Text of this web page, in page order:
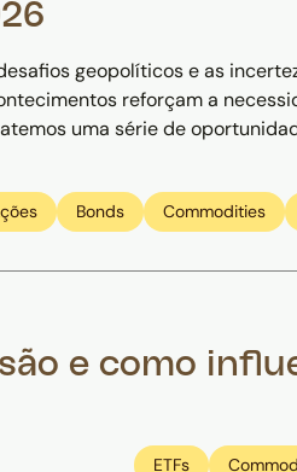
geopolíticos e as
reforçam a
uma série de
Bonds Commodities
e como
ETFs